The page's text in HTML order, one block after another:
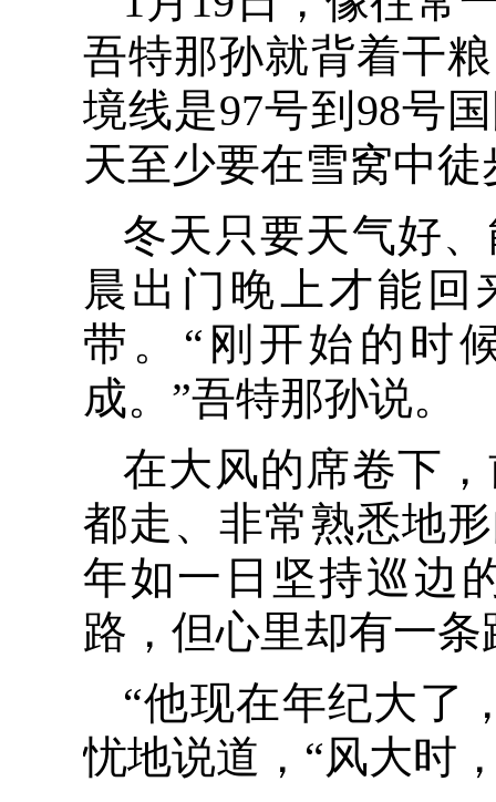
吾特那孙就背着干
境线是97号到98号
天至少要在雪窝中徒
冬天只要天气好
晨出门晚上才能
带。“刚开始的时
成。”吾特那孙说。
在大风的席卷下
都走、非常熟悉地
年如一日坚持巡边
路，但心里却有一条
“他现在年纪大了
忧地说道，“风大时